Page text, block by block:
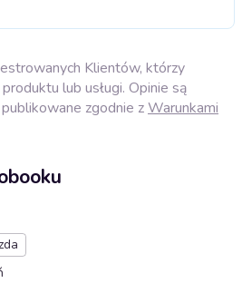
Klientów, którzy
lub usługi. Opinie są
zgodnie zWarunkami